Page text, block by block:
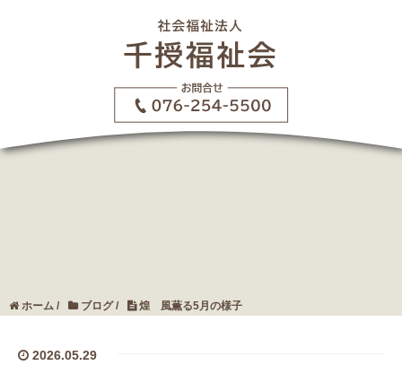
ホーム / ブログ/ 煌 風薫る5月の様子
2026.05.29